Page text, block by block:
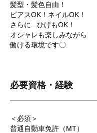
髪型・髪色自由！
ピアスOK！ネイルOK！
さらに...ひげもOK！
オシャレも楽しみながら
働ける環境です〇
必要資格・経験
＜必須＞
普通自動車免許（MT）